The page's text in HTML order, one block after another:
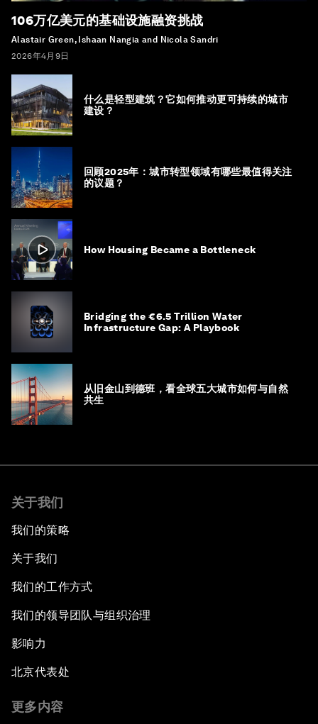
106万亿美元的基础设施融资挑战
Alastair Green, Ishaan Nangia and Nicola Sandri
2026年4月9日
什么是轻型建筑？它如何推动更可持续的城市
建设？
回顾2025年：城市转型领域有哪些最值得关注
的议题？
How Housing Became a Bottleneck
Bridging the €6.5 Trillion Water
Infrastructure Gap: A Playbook
从旧金山到德班，看全球五大城市如何与自然
共生
关于我们
我们的策略
关于我们
我们的工作方式
我们的领导团队与组织治理
影响力
北京代表处
更多内容